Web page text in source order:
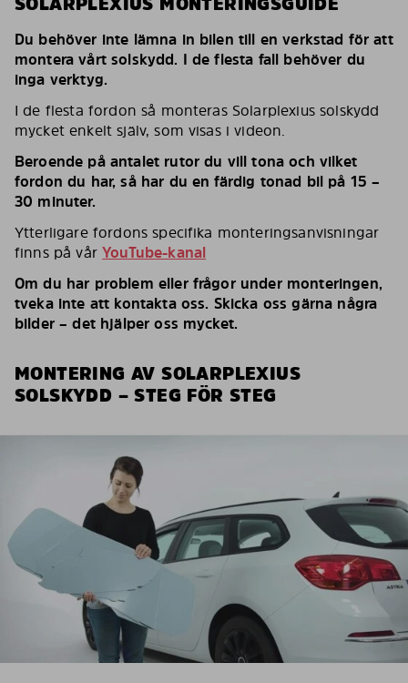
Du behöver inte lämna in bilen till en verkstad för att
montera vårt solskydd. I de flesta fall behöver du
inga verktyg.
I de flesta fordon så monteras Solarplexius solskydd
mycket enkelt själv, som visas i videon.
Beroende på antalet rutor du vill tona och vilket
fordon du har, så har du en färdig tonad bil på 15 –
30 minuter.
Ytterligare fordons specifika monteringsanvisningar
finns på vårYouTube-kanal
Om du har problem eller frågor under monteringen,
tveka inte att kontakta oss. Skicka oss gärna några
bilder – det hjälper oss mycket.
MONTERING AV SOLARPLEXIUS
SOLSKYDD – STEG FÖR STEG